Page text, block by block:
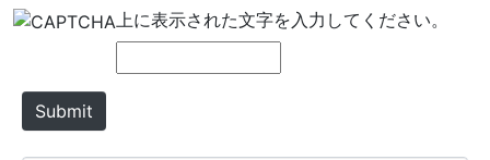
e
上に表示された文字を入力してください。
Submit